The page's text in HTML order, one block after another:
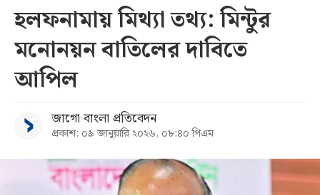
সর্বশেষ
সব
বিভাগ
আর্কাইভ
হলফনামায় মিথ্যা তথ্য: মিন্টুর
মনোনয়ন বাতিলের দাবিতে
আপিল
জাগো বাংলা প্রতিবেদন
প্রকাশ: ০৯ জানুয়ারি ২০২৬, ০৮:৪০ পিএম